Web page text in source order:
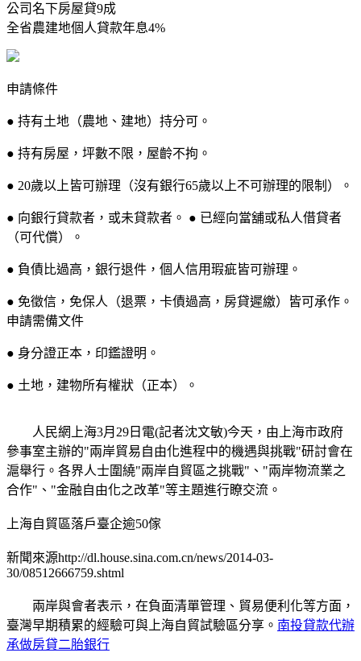
公司名下房屋貸9成
全省農建地個人貸款年息4%
申請條件
● 持有土地（農地、建地）持分可。
● 持有房屋，坪數不限，屋齡不拘。
● 20歲以上皆可辦理（沒有銀行65歲以上不可辦理的限制）。
● 向銀行貸款者，或未貸款者。 ● 已經向當舖或私人借貸者
（可代償）。
● 負債比過高，銀行退件，個人信用瑕疵皆可辦理。
● 免徵信，免保人（退票，卡債過高，房貸遲繳）皆可承作。
申請需備文件
● 身分證正本，印鑑證明。
● 土地，建物所有權狀（正本）。
人民網上海3月29日電(記者沈文敏)今天，由上海市政府
參事室主辦的"兩岸貿易自由化進程中的機遇與挑戰"研討會在
滬舉行。各界人士圍繞"兩岸自貿區之挑戰"、"兩岸物流業之
合作"、"金融自由化之改革"等主題進行瞭交流。
上海自貿區落戶臺企逾50傢
新聞來源http://dl.house.sina.com.cn/news/2014-03-
30/08512666759.shtml
兩岸與會者表示，在負面清單管理、貿易便利化等方面，
臺灣早期積累的經驗可與上海自貿試驗區分享。 南投貸款代辦
承做房貸二胎銀行